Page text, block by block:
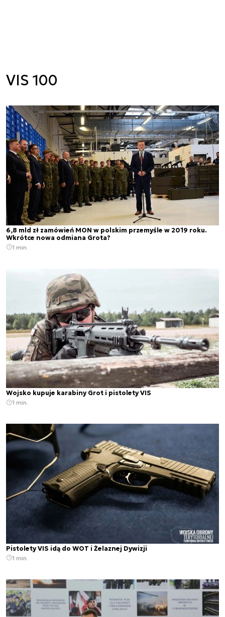
VIS 100
6,8 mld zł zamówień MON w polskim przemyśle w 2019 roku.
Wkrótce nowa odmiana Grota?
1 min.
Wojsko kupuje karabiny Grot i pistolety VIS
1 min.
Pistolety VIS idą do WOT i Żelaznej Dywizji
1 min.